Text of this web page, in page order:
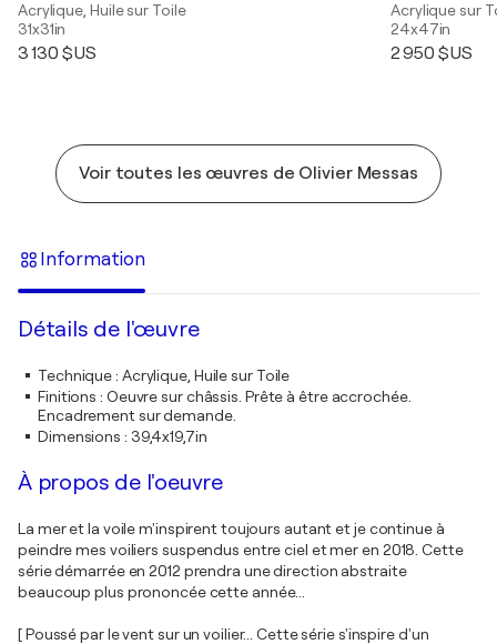
Acrylique, Huile sur Toile
31x31in
3 130 $US
Acrylique sur
24x47in
2 950 $US
Voir toutes les œuvres de Olivier Messas
Information
Détails de l'œuvre
Technique: Acrylique, Huile sur Toile
Finitions : Oeuvre sur châssis. Prête à être accrochée.
Encadrement sur demande.
Dimensions : 39,4x19,7in
À propos de l'oeuvre
La mer et la voile m'inspirent toujours autant et je continue à
peindre mes voiliers suspendus entre ciel et mer en 2018. Cette
série démarrée en 2012 prendra une direction abstraite
beaucoup plus prononcée cette année...
[ Poussé par le vent sur un voilier... Cette série s'inspire d'un